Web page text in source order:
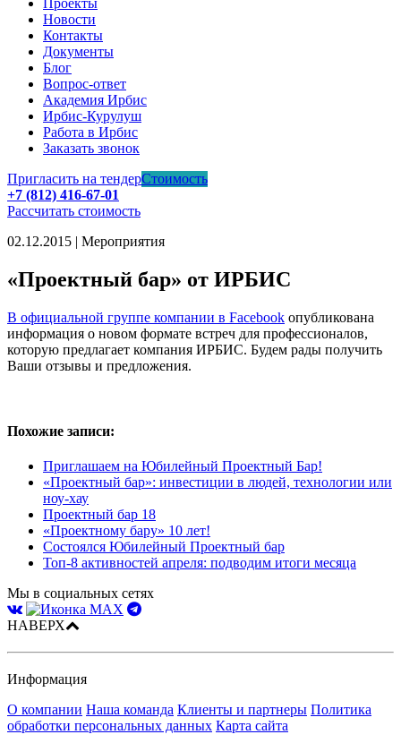
Проекты
Новости
Контакты
Документы
Блог
Вопрос-ответ
Академия Ирбис
Ирбис-Курулуш
Работа в Ирбис
Заказать звонок
Пригласить на тендерСтоимость
+7 (812) 416-67-01
Рассчитать стоимость
02.12.2015 | Мероприятия
«Проектный бар» от ИРБИС
В официальной группе компании в Facebook опубликована
информация о новом формате встреч для профессионалов,
которую предлагает компания ИРБИС. Будем рады получить
Ваши отзывы и предложения.
Похожие записи:
Приглашаем на Юбилейный Проектный Бар!
«Проектный бар»: инвестиции в людей, технологии или
ноу-хау
Проектный бар 18
«Проектному бару» 10 лет!
Состоялся Юбилейный Проектный бар
Топ-8 активностей апреля: подводим итоги месяца
Мы в социальных сетях
НАВЕРХ
Информация
О компании Наша команда Клиенты и партнеры Политика
обработки персональных данных Карта сайта